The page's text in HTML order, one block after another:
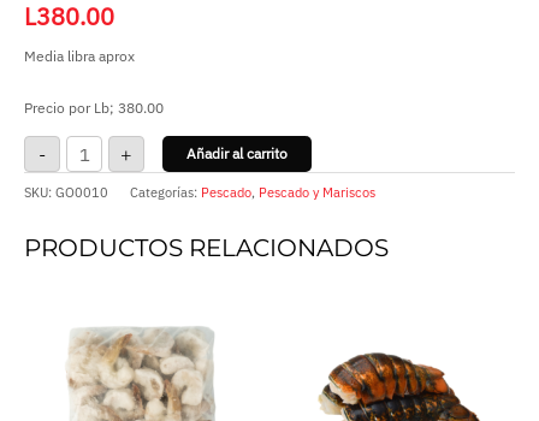
L380.00
Media libra aprox
Precio por Lb; 380.00
- + Añadir al carrito
SKU: GO0010 Categorías: Pescado, Pescado y Mariscos
PRODUCTOS RELACIONADOS
2
lbs
cantidad